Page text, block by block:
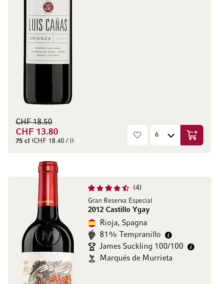
CHF 13.80
CHF 18.50
75 cl (CHF 18.40 / l)
4
Gran Reserva Especial
2012 Castillo Ygay
Rioja, Spagna
81% Tempranillo
James Suckling 100/100
Marqués de Murrieta